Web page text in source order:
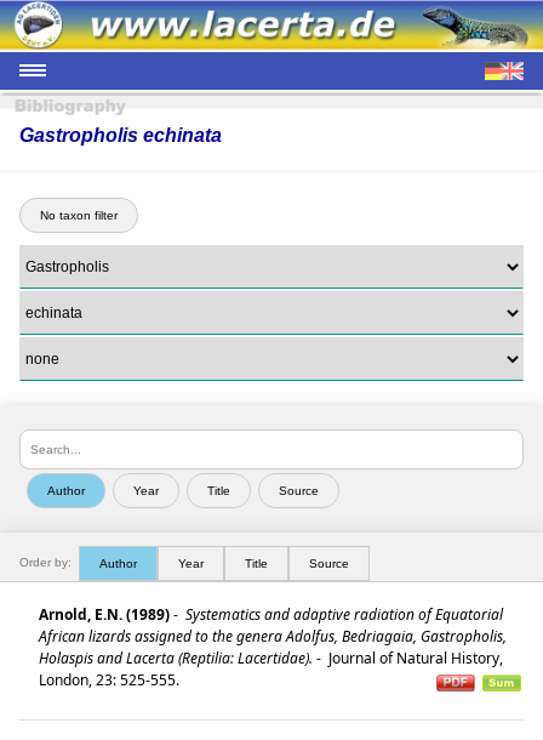
Gastropholis echinata
No taxon filter
Order by: Author Year Title Source
Arnold, E.N. (1989)- Systematics and adaptive radiation of Equatorial
African lizards assigned to the genera Adolfus, Bedriagaia, Gastropholis,
Holaspis and Lacerta (Reptilia: Lacertidae). - Journal of Natural History,
London, 23: 525-555.